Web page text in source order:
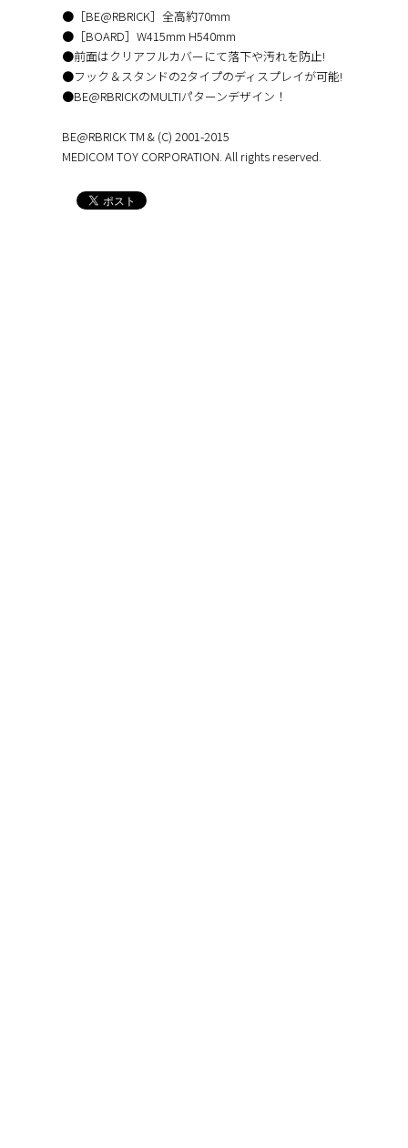
●［BE@RBRICK］全高約70mm
●［BOARD］W415mm H540mm
●前面はクリアフルカバーにて落下や汚れを防止!
●フック＆スタンドの2タイプのディスプレイが可能!
●BE@RBRICKのMULTIパターンデザイン！
BE@RBRICK TM & (C) 2001-2015
MEDICOM TOY CORPORATION. All rights reserved.